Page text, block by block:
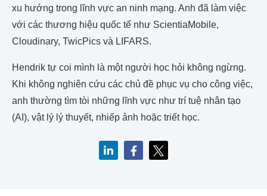
xu hướng trong lĩnh vực an ninh mạng. Anh đã làm việc
với các thương hiệu quốc tế như ScientiaMobile,
Cloudinary, TwicPics và LIFARS.
Hendrik tự coi mình là một người học hỏi không ngừng.
Khi không nghiên cứu các chủ đề phục vụ cho công việc,
anh thường tìm tòi những lĩnh vực như trí tuệ nhân tạo
(AI), vật lý lý thuyết, nhiếp ảnh hoặc triết học.